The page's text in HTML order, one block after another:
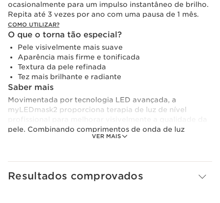
VER MAIS
ocasionalmente para um impulso instantâneo de brilho.
Repita até 3 vezes por ano com uma pausa de 1 mês.
COMO UTILIZAR?
O que o torna tão especial?
Pele visivelmente mais suave
Aparência mais firme e tonificada
Textura da pele refinada
Tez mais brilhante e radiante
Saber mais
Movimentada por tecnologia LED avançada, a
myLEDmask2 proporciona terapia de luz de nível
pele. Combinando comprimentos de onda de luz
vermelha e próximo ao infravermelho, esta máscara de
Resultados comprovados